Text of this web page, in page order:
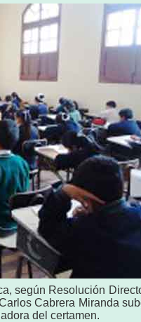
según Resolución
Cabrera Miranda
del certamen.